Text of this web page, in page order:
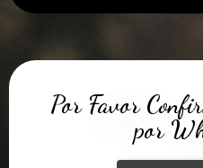
Por Favor
por